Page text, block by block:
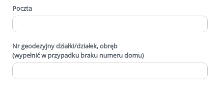
Poczta
Nr geodezyjny działki/działek, obręb
(wypełnić w przypadku braku numeru domu)